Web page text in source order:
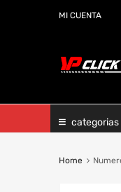
MI CUENTA
categorias
Home